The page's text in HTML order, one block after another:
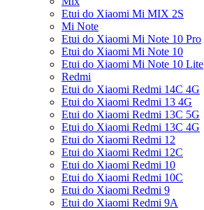
Etui do Xiaomi Mi MIX 2S
Mi Note
Etui do Xiaomi Mi Note 10 Pro
Etui do Xiaomi Mi Note 10
Etui do Xiaomi Mi Note 10 Lite
Redmi
Etui do Xiaomi Redmi 14C 4G
Etui do Xiaomi Redmi 13 4G
Etui do Xiaomi Redmi 13C 5G
Etui do Xiaomi Redmi 13C 4G
Etui do Xiaomi Redmi 12
Etui do Xiaomi Redmi 12C
Etui do Xiaomi Redmi 10
Etui do Xiaomi Redmi 10C
Etui do Xiaomi Redmi 9
Etui do Xiaomi Redmi 9A